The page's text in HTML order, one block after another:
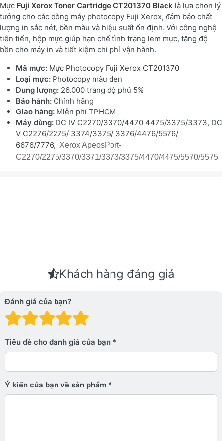
Mực Fuji Xerox Toner Cartridge CT201370 Black là lựa chọn lý
tưởng cho các dòng máy photocopy Fuji Xerox, đảm bảo chất
lượng in sắc nét, bền màu và hiệu suất ổn định. Với công nghệ
tiên tiến, hộp mực giúp hạn chế tình trạng lem mực, tăng độ
bền cho máy in và tiết kiệm chi phí vận hành.
Mã mực: Mực Photocopy Fuji Xerox CT201370
Loại mực: Photocopy màu đen
Dung lượng: 26.000 trang độ phủ 5%
Bảo hành: Chính hãng
Giao hàng: Miễn phí TPHCM
Máy dùng: DC IV C2270/3370/4470 4475/3375/3373, DC
V C2276/2275/ 3374/3375/ 3376/4476/5576/
6676/7776, Xerox ApeosPort-
C2270/2275/3370/3371/3373/3375/4470/4475/5570/5575
Khách hàng đáng giá
Đánh giá của bạn?
Đánh giá: 4 trên 5
Đánh giá: 3 trên 5 sao.
Đánh giá: 2 trên 5 sao.
Đánh giá: 1 trên 5 sao. Xấu
Tiêu đề cho đánh giá của bạn
Ý kiến ​​của bạn về sản phẩm